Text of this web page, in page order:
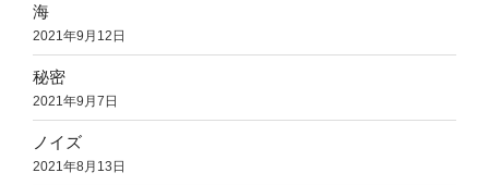
海
2021年9月12日
秘密
2021年9月7日
ノイズ
2021年8月13日